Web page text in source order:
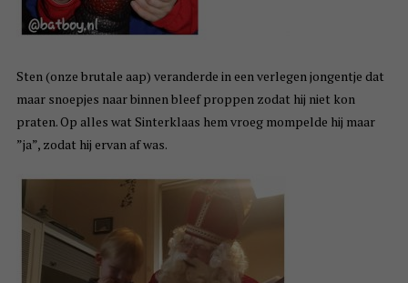
Sten (onze brutale aap) veranderde in een verlegen jongentje dat
maar snoepjes naar binnen bleef proppen zodat hij niet kon
praten. Op alles wat Sinterklaas hem vroeg mompelde hij maar
”ja”, zodat hij ervan af was.